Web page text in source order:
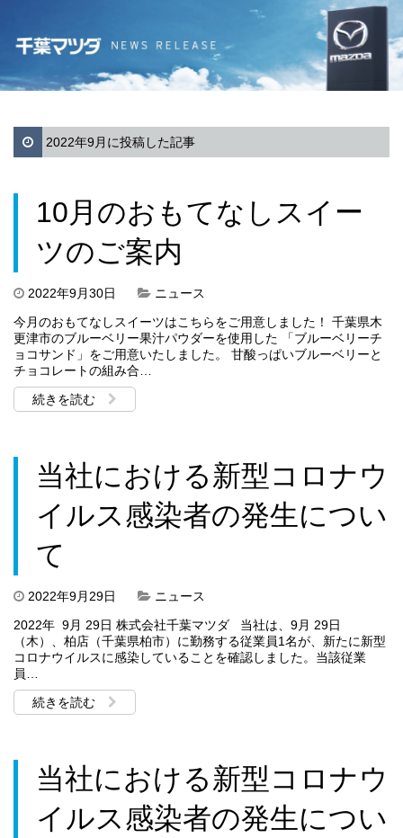
2022年9月に投稿した記事
10月のおもてなしスイー
ツのご案内
2022年9月30日
ニュース
今月のおもてなしスイーツはこちらをご用意しました！ 千葉県木
更津市のブルーベリー果汁パウダーを使用した 「ブルーベリーチ
ョコサンド」をご用意いたしました。 甘酸っぱいブルーベリーと
チョコレートの組み合…
続きを読む
当社における新型コロナウ
イルス感染者の発生につい
て
2022年9月29日
ニュース
2022年 9月 29日 株式会社千葉マツダ 当社は、9月 29日
（木）、柏店（千葉県柏市）に勤務する従業員1名が、新たに新型
コロナウイルスに感染していることを確認しました。当該従業
員…
続きを読む
当社における新型コロナウ
イルス感染者の発生につい